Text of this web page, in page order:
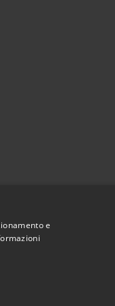
e